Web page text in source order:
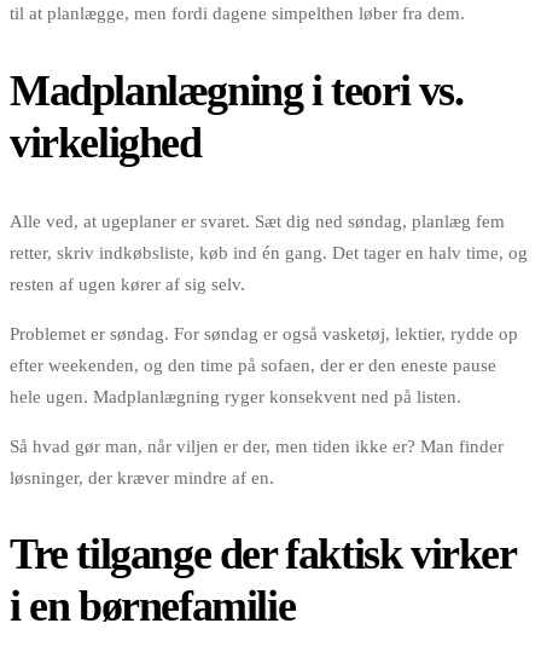
til at planlægge, men fordi dagene simpelthen løber fra dem.
Madplanlægning i teori vs.
virkelighed
Alle ved, at ugeplaner er svaret. Sæt dig ned søndag, planlæg fem
retter, skriv indkøbsliste, køb ind én gang. Det tager en halv time, og
resten af ugen kører af sig selv.
Problemet er søndag. For søndag er også vasketøj, lektier, rydde op
efter weekenden, og den time på sofaen, der er den eneste pause
hele ugen. Madplanlægning ryger konsekvent ned på listen.
Så hvad gør man, når viljen er der, men tiden ikke er? Man finder
løsninger, der kræver mindre af en.
Tre tilgange der faktisk virker
i en børnefamilie